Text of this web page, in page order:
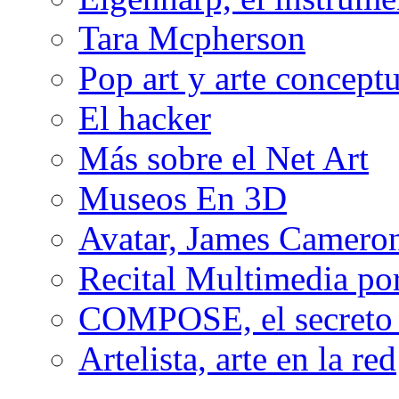
Tara Mcpherson
Pop art y arte
El hacker
Más sobre el Net Art
Museos En 3D
Avatar, James
Recital Multimedia
COMPOSE, el
Artelista, arte en la red